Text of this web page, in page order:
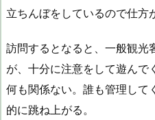
立ちんぼをしているので仕方
訪問するとなると、一般観光
が、十分に注意をして遊んで
何も関係ない。誰も管理して
的に跳ね上がる。